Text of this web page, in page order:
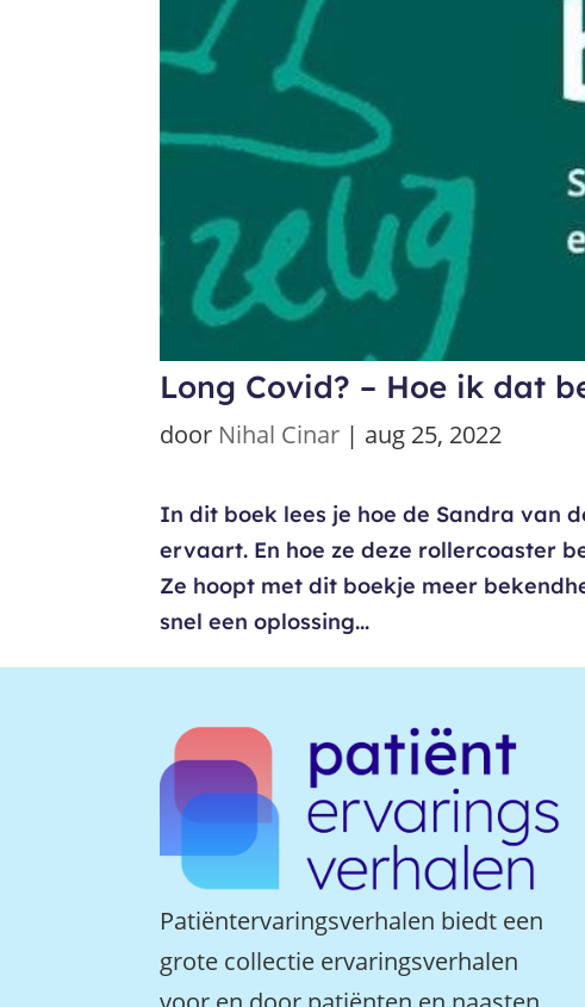
Long Covid? – Hoe ik dat
door Nihal Cinar | aug 25, 2022
In dit boek lees je hoe de Sandra van
ervaart. En hoe ze deze rollercoaster
Ze hoopt met dit boekje meer
snel een oplossing...
Patiëntervaringsverhalen biedt een
grote collectie ervaringsverhalen